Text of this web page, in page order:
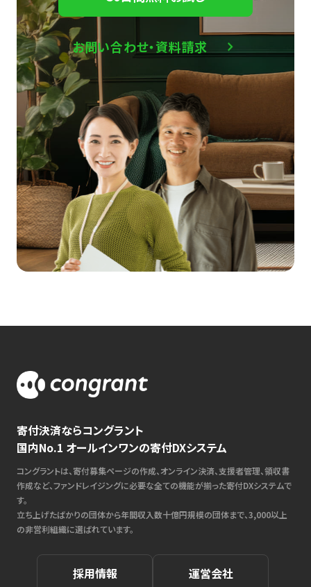
お問い合わせ・資料請求
寄付決済ならコングラント
国内No.1 オールインワンの寄付DXシステム
コングラントは、寄付募集ページの作成、オンライン決済、支援者管理、領収書
作成など、ファンドレイジングに必要な全ての機能が揃った寄付DXシステムで
す。
立ち上げたばかりの団体から年間収入数十億円規模の団体まで、3,000以上
の非営利組織に選ばれています。
採用情報 運営会社